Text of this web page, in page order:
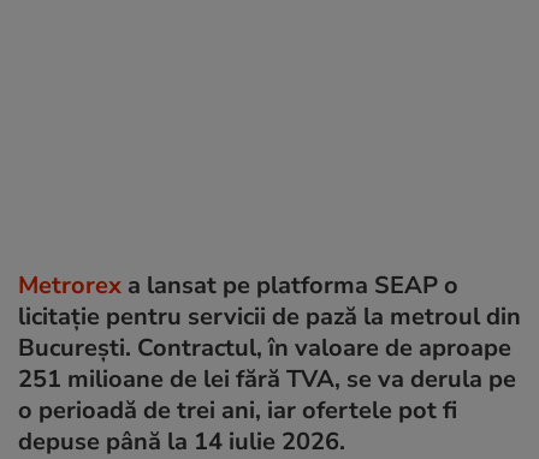
Metrorex a lansat pe platforma SEAP o
licitație pentru servicii de pază la metroul din
București. Contractul, în valoare de aproape
251 milioane de lei fără TVA, se va derula pe
o perioadă de trei ani, iar ofertele pot fi
depuse până la 14 iulie 2026.